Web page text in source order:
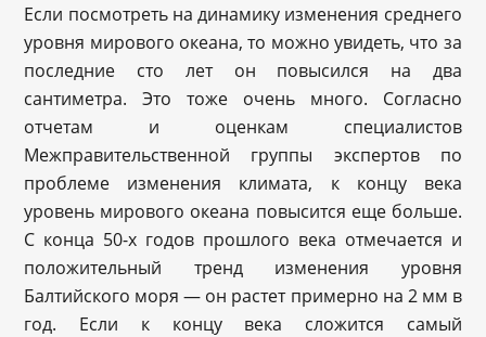
Если посмотреть на динамику изменения среднего
уровня мирового океана, то можно увидеть, что за
последние сто лет он повысился на два
сантиметра. Это тоже очень много. Согласно
отчетам и оценкам специалистов
Межправительственной группы экспертов по
проблеме изменения климата, к концу века
уровень мирового океана повысится еще больше.
С конца 50-х годов прошлого века отмечается и
положительный тренд изменения уровня
Балтийского моря — он растет примерно на 2 мм в
год. Если к концу века сложится самый